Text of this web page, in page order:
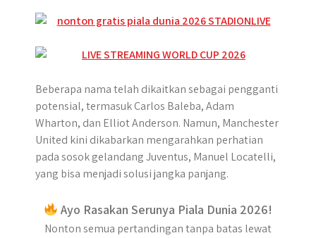
Beberapa nama telah dikaitkan sebagai pengganti
potensial, termasuk Carlos Baleba, Adam
Wharton, dan Elliot Anderson. Namun, Manchester
United kini dikabarkan mengarahkan perhatian
pada sosok gelandang Juventus, Manuel Locatelli,
yang bisa menjadi solusi jangka panjang.
Ayo Rasakan Serunya Piala Dunia 2026!
Nonton semua pertandingan tanpa batas lewat